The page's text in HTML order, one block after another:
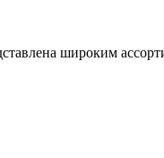
широким